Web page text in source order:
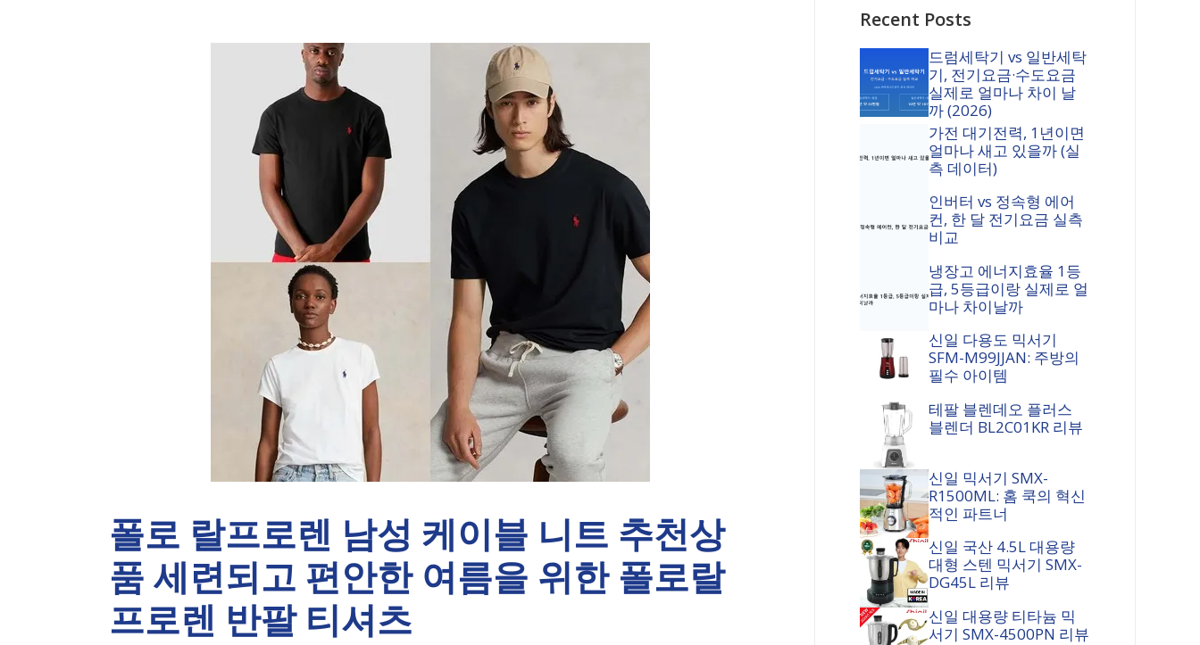
폴로 랄프로렌 남성 케이블 니트 추천상
품 세련되고 편안한 여름을 위한 폴로랄
프로렌 반팔 티셔츠
Recent Posts
드럼세탁기 vs 일반세탁
기, 전기요금·수도요금
실제로 얼마나 차이 날
까 (2026)
가전 대기전력, 1년이면
얼마나 새고 있을까 (실
측 데이터)
인버터 vs 정속형 에어
컨, 한 달 전기요금 실측
비교
냉장고 에너지효율 1등
급, 5등급이랑 실제로 얼
마나 차이날까
신일 다용도 믹서기
SFM-M99JJAN: 주방의
필수 아이템
테팔 블렌데오 플러스
블렌더 BL2C01KR 리뷰
신일 믹서기 SMX-
R1500ML: 홈 쿡의 혁신
적인 파트너
신일 국산 4.5L 대용량
대형 스텐 믹서기 SMX-
DG45L 리뷰
신일 대용량 티타늄 믹
서기 SMX-4500PN 리뷰